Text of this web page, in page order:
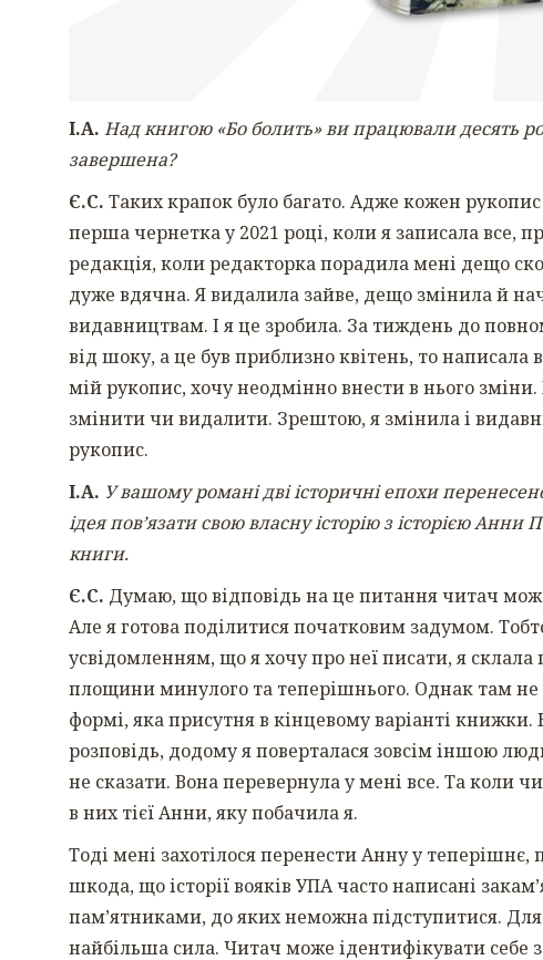
І.А. Над книгою «Бо болить» ви працювали десять
завершена?
Є.С. Таких крапок було багато. Адже кожен
перша чернетка у 2021 році, коли я записала все,
редакція, коли редакторка порадила мені дещо
дуже вдячна. Я видалила зайве, дещо змінила й
видавництвам. І я це зробила. За тиждень до
від шоку, а це був приблизно квітень, то
мій рукопис, хочу неодмінно внести в нього
змінити чи видалити. Зрештою, я змінила і
рукопис.
І.А. У вашому романі дві історичні епохи
ідея пов’язати свою власну історію з історією
книги.
Є.С. Думаю, що відповідь на це питання читач
Але я готова поділитися початковим задумом.
усвідомленням, що я хочу про неї писати, я склала
площини минулого та теперішнього. Однак там не
формі, яка присутня в кінцевому варіанті книжки.
розповідь, додому я поверталася зовсім іншою
не сказати. Вона перевернула у мені все. Та коли
в них тієї Анни, яку побачила я.
Тоді мені захотілося перенести Анну у
шкода, що історії вояків УПА часто написані
пам’ятниками, до яких неможна підступитися.
найбільша сила. Читач може ідентифікувати себе